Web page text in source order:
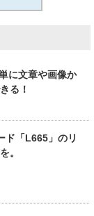
に文章や画像か
る！
ド「L665」のリ
。